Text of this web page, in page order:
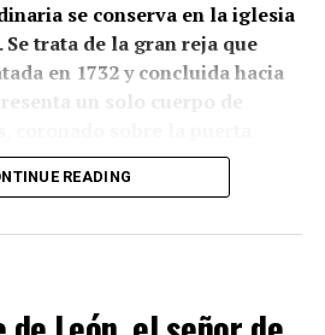
se conserva en la iglesia
Se trata de la gran reja que
en 1732 y concluida hacia
un solo cuerpo de
ornamental. En lo alto
flanqueada por ángeles con
que parecen tocar sus
Algunas partes fueron
READING